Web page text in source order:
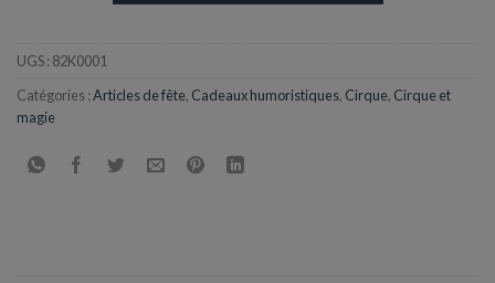
UGS : 82K0001
Catégories :Articles de fête, Cadeaux humoristiques, Cirque, Cirque et
magie